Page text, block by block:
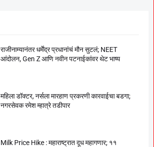
राजीनाम्यानंतर धर्मेंद्र प्रधानांचं मौन सुटलं; NEET
आंदोलन, Gen Z आणि नवीन पटनाईकांवर थेट भाष्य
महिला डॉक्टर, नर्सला मारहाण प्रकरणी कारवाईचा बडगा;
नगरसेवक रमेश म्हात्रे तडीपार
Milk Price Hike : महाराष्ट्रात दूध महागणार; ११